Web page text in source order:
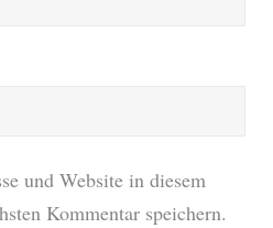
und Website in diesem
Kommentar speichern.